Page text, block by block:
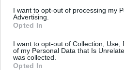
I want to opt-out of processing my
Advertising.
Opted In
I want to opt-out of Collection,
of my Personal Data that Is
was collected.
Opted In